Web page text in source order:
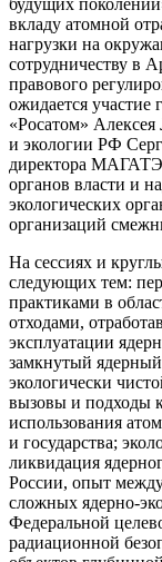
вкладу атомной
нагрузки на
сотрудничеству в
правового
ожидается участие
«Росатом»
и экологии РФ
директора МАГАТЭ
органов власти и
экологических
организаций
На сессиях и
следующих тем:
практиками в
отходами,
эксплуатации
замкнутый
экологически
вызовы и подходы
использования
и государства;
ликвидация
России, опыт
сложных ядерно-
Федеральной
радиационной